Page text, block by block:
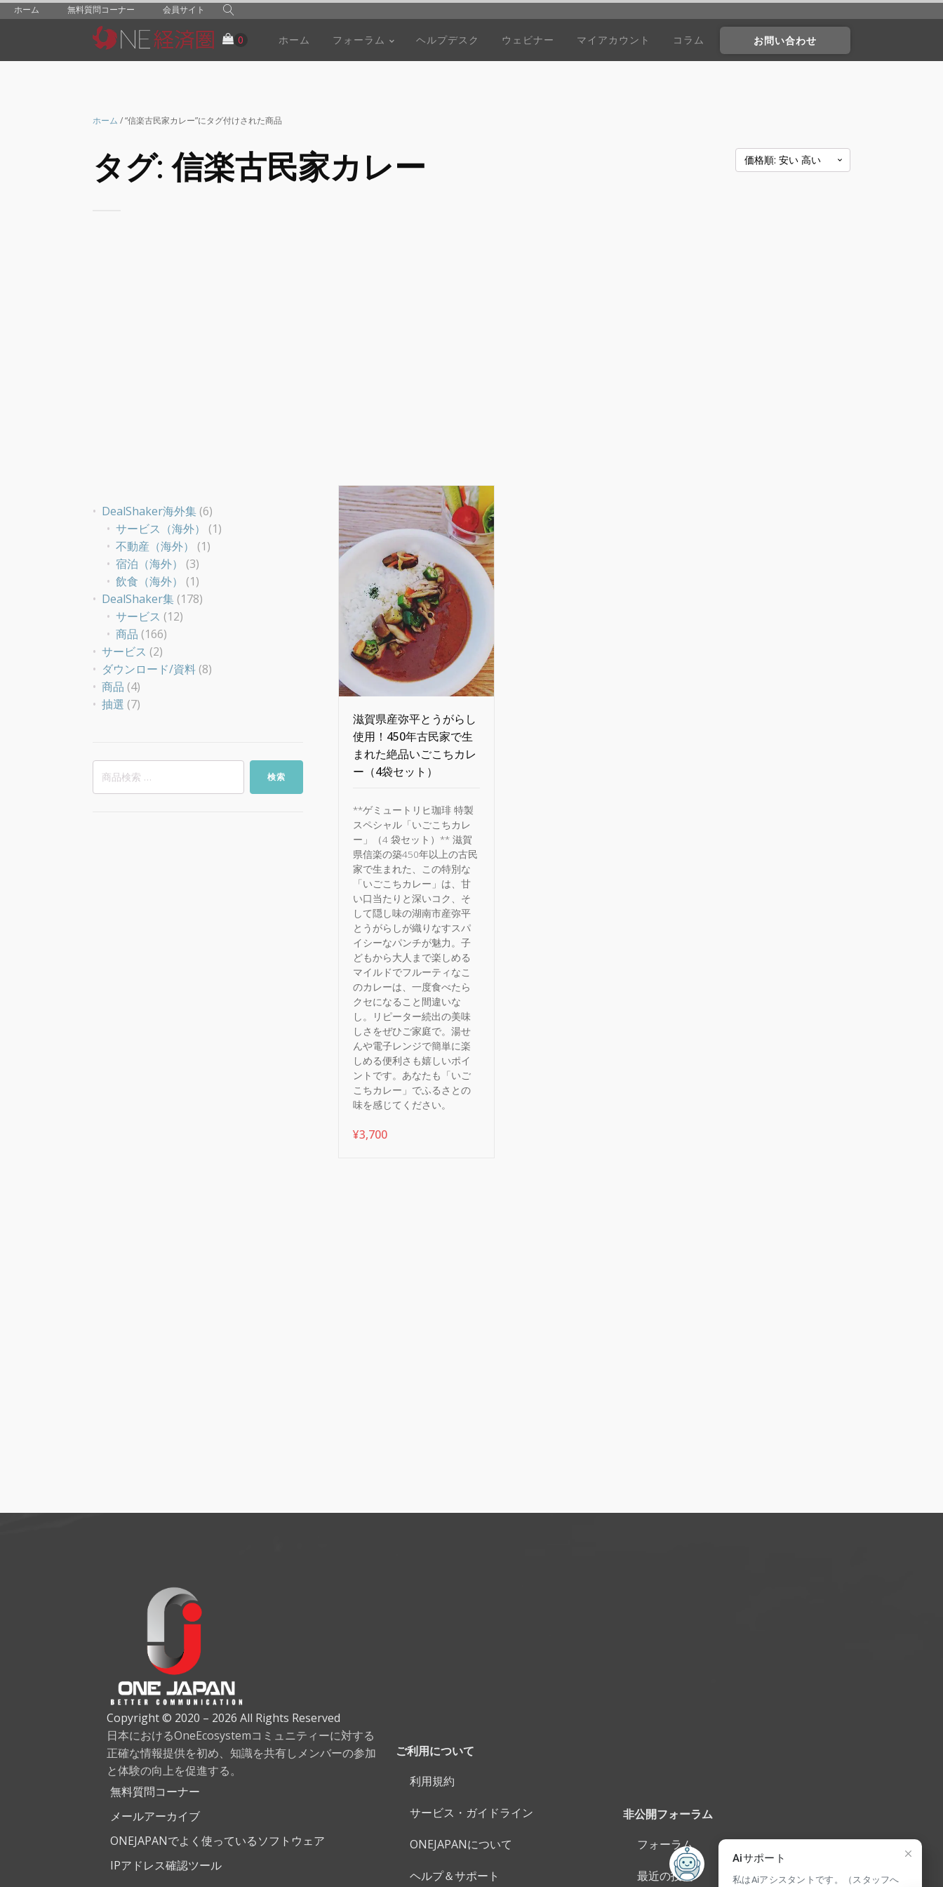
ホーム 無料質問コーナー 会員サイト
ホーム フォーラム ヘルプデスク ウェビナー マイアカウント コラム お問い合わせ
ホーム / “信楽古民家カレー”にタグ付けされた商品
タグ:信楽古民家カレー
DealShaker海外集 (6)
サービス（海外）
(1)
不動産（海外）
(1)
宿泊（海外）
(3)
飲食（海外）
(1)
DealShaker集 (178)
サービス (12)
商品 (166)
サービス (2)
ダウンロード/資料 (8)
商品 (4)
抽選 (7)
検索
滋賀県産弥平とうがらし
使用！450年古民家で生
まれた絶品いごこちカレ
ー（4袋セット）
**ゲミュートリヒ珈琲 特製
スペシャル「いごこちカレ
ー」（4 袋セット）** 滋賀
県信楽の築450年以上の古民
家で生まれた、この特別な
「いごこちカレー」は、甘
い口当たりと深いコク、そ
して隠し味の湖南市産弥平
とうがらしが織りなすスパ
イシーなパンチが魅力。子
どもから大人まで楽しめる
マイルドでフルーティなこ
のカレーは、一度食べたら
クセになること間違いな
し。リピーター続出の美味
しさをぜひご家庭で。湯せ
んや電子レンジで簡単に楽
しめる便利さも嬉しいポイ
ントです。あなたも「いご
こちカレー」でふるさとの
味を感じてください。
¥3,700
Copyright © 2020 – 2026 All Rights Reserved
日本におけるOneEcosystemコミュニティーに対する
正確な情報提供を初め、知識を共有しメンバーの参加
と体験の向上を促進する。
無料質問コーナー
メールアーカイブ
ONEJAPANでよく使っているソフトウェア
IPアドレス確認ツール
ご利用について
利用規約
サービス・ガイドライン
ONEJAPANについて
ヘルプ＆サポート
非公開フォーラム
フォーラム
最近の投稿
Aiサポート
私はAiアシスタントです。（スタッフへ